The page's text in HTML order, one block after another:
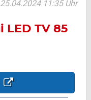
25.04.2024 11:35 Uhr
LED TV 85